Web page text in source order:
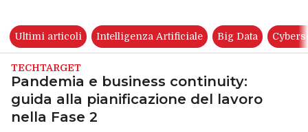
Ultimi articoli Intelligenza Artificiale Big Data
TECHTARGET
Pandemia e business continuity:
guida alla pianificazione del lavoro
nella Fase 2